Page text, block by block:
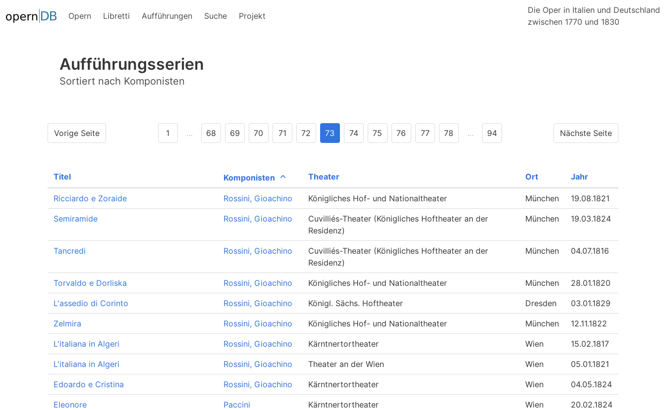
Opern Libretti Aufführungen Suche Projekt
Die Oper in Italien und Deutschland
zwischen 1770 und 1830
Aufführungsserien
Sortiert nach Komponisten
Vorige Seite Nächste Seite
1 … 68 69 70 71 72 73 74 75 76 77 78 … 94
Titel Komponisten Theater Ort Jahr
Ricciardo e Zoraide Rossini, Gioachino Königliches Hof- und Nationaltheater München 19.08.1821
Semiramide Rossini, Gioachino
Cuvilliés-Theater (Königliches Hoftheater an der
Residenz)
München 19.03.1824
Tancredi Rossini, Gioachino
Cuvilliés-Theater (Königliches Hoftheater an der
Residenz)
München 04.07.1816
Torvaldo e Dorliska Rossini, Gioachino Königliches Hof- und Nationaltheater München 28.01.1820
L'assedio di Corinto Rossini, Gioachino Königl. Sächs. Hoftheater Dresden 03.01.1829
Zelmira Rossini, Gioachino Königliches Hof- und Nationaltheater München 12.11.1822
L'italiana in Algeri Rossini, Gioachino Kärntnertortheater Wien 15.02.1817
L'italiana in Algeri Rossini, Gioachino Theater an der Wien Wien 05.01.1821
Edoardo e Cristina Rossini, Gioachino Kärntnertortheater Wien 04.05.1824
Eleonore
Paccini
Kärntnertortheater Wien 20.02.1824